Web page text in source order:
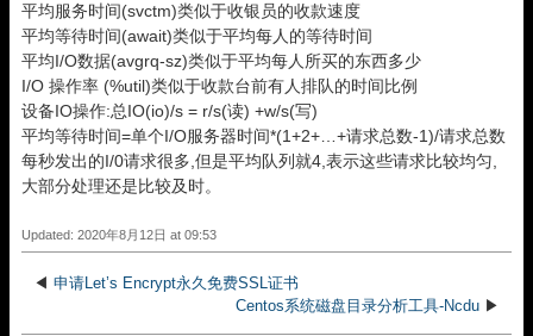
平均服务时间(svctm)类似于收银员的收款速度
平均等待时间(await)类似于平均每人的等待时间
平均I/O数据(avgrq-sz)类似于平均每人所买的东西多少
I/O 操作率 (%util)类似于收款台前有人排队的时间比例
设备IO操作:总IO(io)/s = r/s(读) +w/s(写)
平均等待时间=单个I/O服务器时间*(1+2+…+请求总数-1)/请求总数
每秒发出的I/0请求很多,但是平均队列就4,表示这些请求比较均匀,
大部分处理还是比较及时。
Updated: 2020年8月12日 at 09:53
◀ 申请Let’s Encrypt永久免费SSL证书
Centos系统磁盘目录分析工具-Ncdu ▶